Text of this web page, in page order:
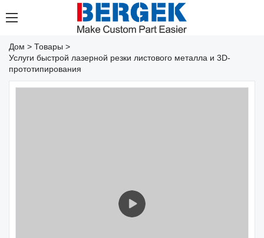
Дом > Товары >
Услуги быстрой лазерной резки листового металла и 3D-
прототипирования